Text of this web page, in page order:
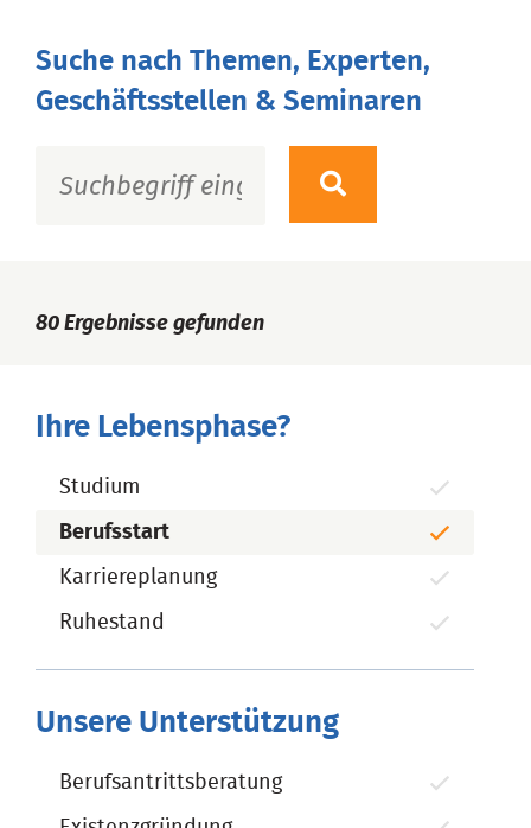
Suche nach Themen, Experten,
Geschäftsstellen & Seminaren
80 Ergebnisse gefunden
Ihre Lebensphase?
Studium
Berufsstart
Karriereplanung
Ruhestand
Unsere Unterstützung
Berufsantrittsberatung